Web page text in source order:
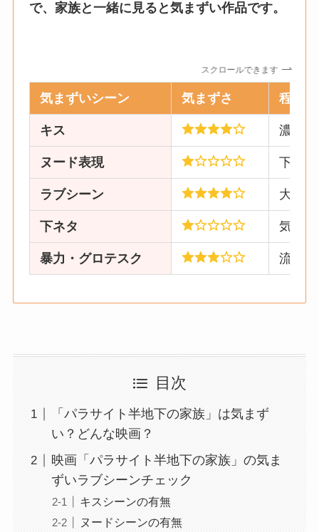
で、家族と一緒に見ると気まずい作品です。
スクロールできます
気まずいシーン 気まずさ 程度
キス 濃厚
ヌード表現 下着
ラブシーン 大人
下ネタ 気ま
暴力・グロテスク 流血
目次
「パラサイト半地下の家族」は気まず
い？どんな映画？
映画「パラサイト半地下の家族」の気ま
ずいラブシーンチェック
キスシーンの有無
ヌードシーンの有無